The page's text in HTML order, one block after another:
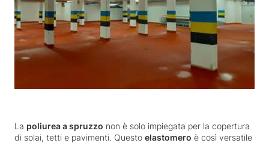
La poliurea a spruzzo non è solo impiegata per la copertura
di solai, tetti e pavimenti. Questo elastomero è così versatile